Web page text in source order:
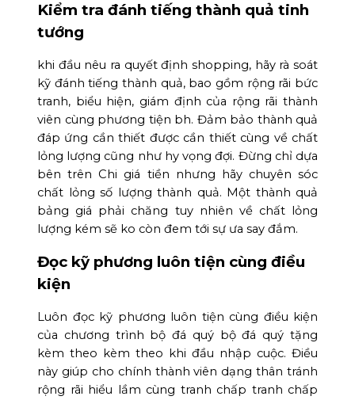
Kiểm tra đánh tiếng thành quả tinh
tướng
khi đầu nêu ra quyết định shopping, hãy rà soát
kỹ đánh tiếng thành quả, bao gồm rộng rãi bức
tranh, biểu hiện, giám định của rộng rãi thành
viên cùng phương tiện bh. Đảm bảo thành quả
đáp ứng cần thiết được cần thiết cùng về chất
lỏng lượng cũng như hy vọng đợi. Đừng chỉ dựa
bên trên Chi giá tiền nhưng hãy chuyên sóc
chất lỏng số lượng thành quả. Một thành quả
bảng giá phải chăng tuy nhiên về chất lỏng
lượng kém sẽ ko còn đem tới sự ưa say đắm.
Đọc kỹ phương luôn tiện cùng điều
kiện
Luôn đọc kỹ phương luôn tiện cùng điều kiện
của chương trình bộ đá quý bộ đá quý tặng
kèm theo kèm theo khi đầu nhập cuộc. Điều
này giúp cho chính thành viên dạng thân tránh
rộng rãi hiểu lầm cùng tranh chấp tranh chấp